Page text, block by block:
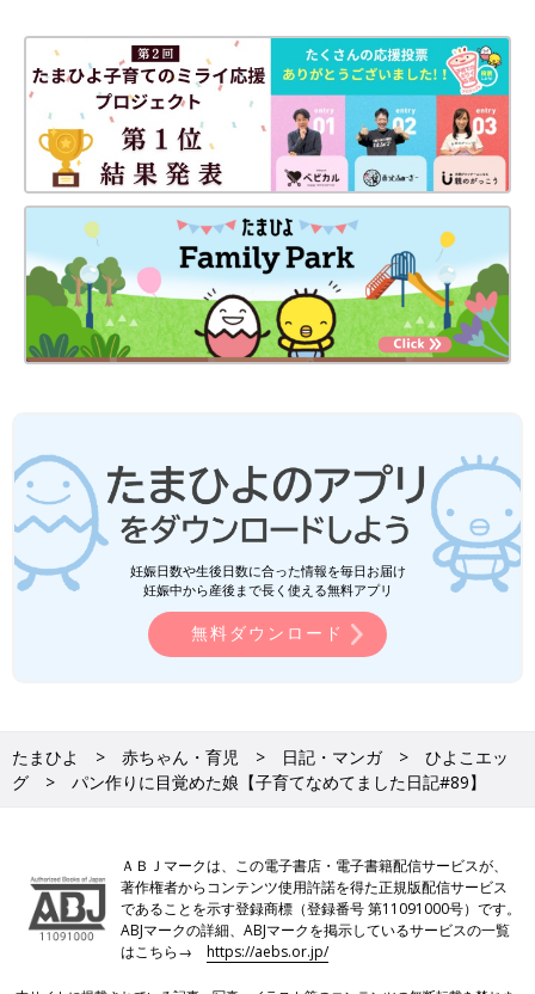
妊娠日数や生後日数に合った情報を毎日お届け
妊娠中から産後まで長く使える無料アプリ
無料ダウンロード
たまひよ 赤ちゃん・育児 日記・マンガ
ひよこエッ
グ
パン作りに目覚めた娘【子育てなめてました日記#89】
ＡＢＪマークは、この電子書店・電子書籍配信サービスが、
著作権者からコンテンツ使用許諾を得た正規版配信サービス
であることを示す登録商標（登録番号 第11091000号）です。
ABJマークの詳細、ABJマークを掲示しているサービスの一覧
はこちら→https://aebs.or.jp/